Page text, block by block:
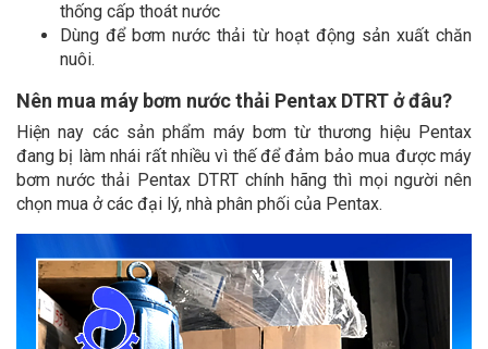
thống cấp thoát nước
Dùng để bơm nước thải từ hoạt động sản xuất chăn
nuôi.
Nên mua máy bơm nước thải Pentax DTRT ở đâu?
Hiện nay các sản phẩm máy bơm từ thương hiệu Pentax
đang bị làm nhái rất nhiều vì thế để đảm bảo mua được máy
bơm nước thải Pentax DTRT chính hãng thì mọi người nên
chọn mua ở các đại lý, nhà phân phối của Pentax.